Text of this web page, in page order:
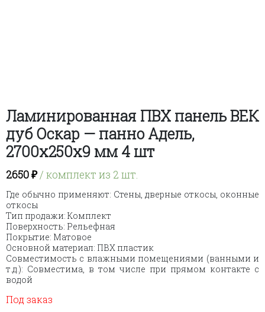
Ламинированная ПВХ панель ВЕК
дуб Оскар — панно Адель,
2700х250х9 мм 4 шт
2650₽/ комплект из 2 шт.
Где обычно применяют: Стены, дверные откосы, оконные
откосы
Тип продажи: Комплект
Поверхность: Рельефная
Покрытие: Матовое
Основной материал: ПВХ пластик
Совместимость с влажными помещениями (ванными и
т.д.): Совместима, в том числе при прямом контакте с
водой
Под заказ